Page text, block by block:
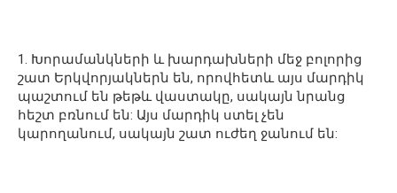
1. Խորամանկների և խարդախների մեջ բոլորից
շատ Երկվորյակներն են, որովհետև այս մարդիկ
պաշտում են թեթև վաստակը, սակայն նրանց
հեշտ բռնում են: Այս մարդիկ ստել չեն
կարողանում, սակայն շատ ուժեղ ջանում են: